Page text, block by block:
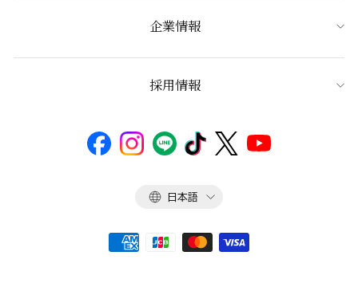
企業情報
採用情報
言
日本語